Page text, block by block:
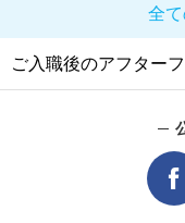
全
ご入職後のアフター